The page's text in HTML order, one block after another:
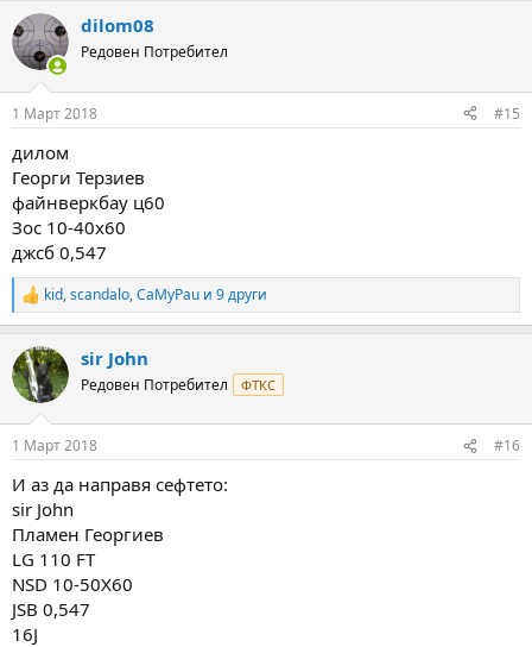
c
t
i
s
dilom08
Редовен Потребител
1 Март 2018 #15
дилом
Георги Терзиев
файнверкбау ц60
Зос 10-40х60
джсб 0,547
R
e
c
t
i
s
kid,scandalo,CaMyPau и 9 други
sir John
Редовен Потребител ФТКС
1 Март 2018 #16
И аз да направя сефтето:
sir John
Пламен Георгиев
LG 110 FT
NSD 10-50X60
JSB 0,547
16J